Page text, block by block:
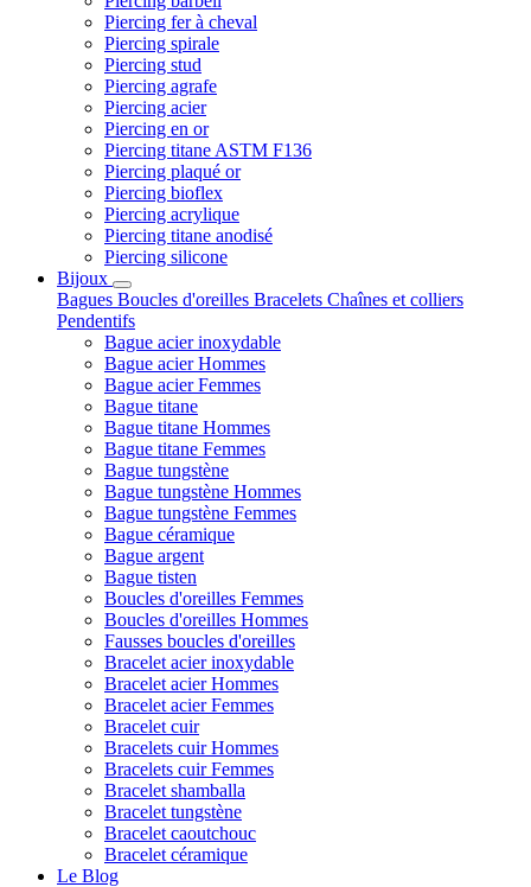
Piercing fer à cheval
Piercing spirale
Piercing stud
Piercing agrafe
Piercing acier
Piercing en or
Piercing titane ASTM F136
Piercing plaqué or
Piercing bioflex
Piercing acrylique
Piercing titane anodisé
Piercing silicone
Bijoux
Bagues Boucles d'oreilles Bracelets Chaînes et colliers
Pendentifs
Bague acier inoxydable
Bague acier Hommes
Bague acier Femmes
Bague titane
Bague titane Hommes
Bague titane Femmes
Bague tungstène
Bague tungstène Hommes
Bague tungstène Femmes
Bague céramique
Bague argent
Bague tisten
Boucles d'oreilles Femmes
Boucles d'oreilles Hommes
Fausses boucles d'oreilles
Bracelet acier inoxydable
Bracelet acier Hommes
Bracelet acier Femmes
Bracelet cuir
Bracelets cuir Hommes
Bracelets cuir Femmes
Bracelet shamballa
Bracelet tungstène
Bracelet caoutchouc
Bracelet céramique
Le Blog